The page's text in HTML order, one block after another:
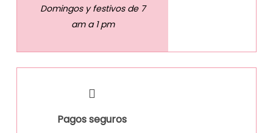
Domingos y festivos de 7
am a 1 pm
Pagos seguros